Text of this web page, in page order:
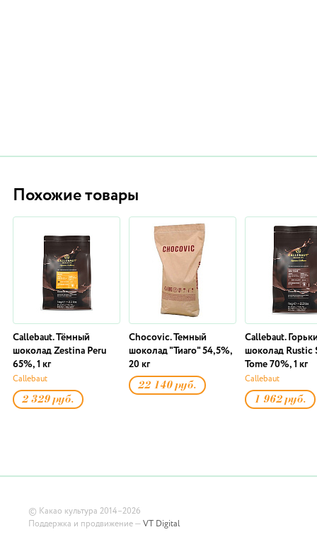
Похожие товары
Callebaut. Тёмный
шоколад Zestina Peru
65%, 1 кг
Callebaut
2 329 руб.
Chocovic. Темный
шоколад "Тиаго" 54,5%,
20 кг
22 140 руб.
Callebaut.
шоколад Rustic
Tome 70%, 1 кг
Callebaut
1 962 руб.
© Какао культура 2014–2026
Поддержка и продвижение — VT Digital